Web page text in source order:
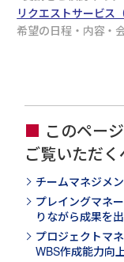
リクエストサービス
希望の日程・内容・
このペー
ご覧いただ
チームマネジメ
プレイングマネ
りながら成果を
プロジェクトマ
WBS作成能力向